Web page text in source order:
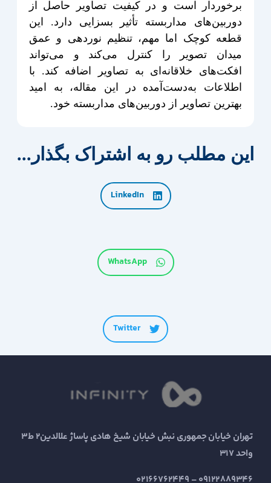
برخوردار است و در کیفیت تصاویر حاصل از
دوربین‌های مداربسته تأثیر بسزایی دارد. این
قطعه کوچک اما مهم، تنظیم نوردهی و عمق
میدان تصویر را کنترل می‌کند و می‌تواند
افکت‌های خلاقانه‌ای به تصاویر اضافه کند. با
اطلاعات به‌دست‌آمده در این مقاله، به امید
بهترین تصاویر از دوربین‌های مداربسته خود.
این مطلب رو به اشتراک بگذار...
LinkedIn
WhatsApp
Twitter
تهران خیابان جمهوری نبش خیابان شیخ هادی پاساژ علالدین2 ط3
واحد 317
09122889346 – 02166762449